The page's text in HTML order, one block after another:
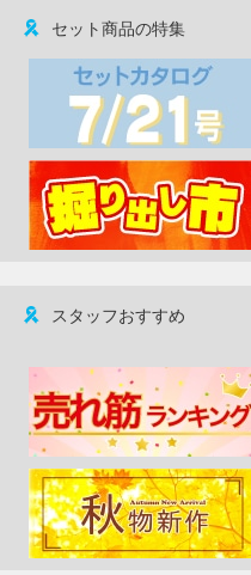
セット商品の特集
スタッフおすすめ